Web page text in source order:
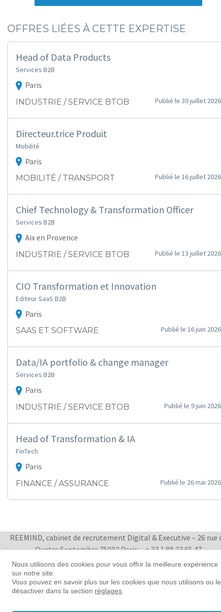
OFFRES LIÉES À CETTE EXPERTISE
Head of Data Products
Services B2B
Paris
INDUSTRIE / SERVICE BTOB Publié le 30 juillet 2026
Directeur.trice Produit
Mobilité
Paris
MOBILITÉ / TRANSPORT Publié le 16 juillet 2026
Chief Technology & Transformation Officer
Services B2B
Aix en Provence
INDUSTRIE / SERVICE BTOB Publié le 13 juillet 2026
CIO Transformation et Innovation
Editeur SaaS B2B
Paris
SAAS ET SOFTWARE Publié le 16 juin 2026
Data/IA portfolio & change manager
Services B2B
Paris
INDUSTRIE / SERVICE BTOB Publié le 9 juin 2026
Head of Transformation & IA
FinTech
Paris
FINANCE / ASSURANCE Publié le 26 mai 2026
REEMIND, cabinet de recrutement Digital & Executive – 26 rue
Quatre Septembre 75002 Paris+ 33 1 88 33 65 47
© 2026 Reemind
Nous utilisons des cookies pour vous offrir la meilleure expérience
sur notre site.
Vous pouvez en savoir plus sur les cookies que nous utilisons ou
désactiver dans la section réglages